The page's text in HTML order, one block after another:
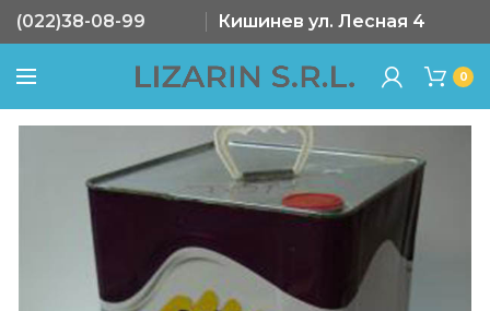
(022)38-08-99 Кишинев ул. Лесная 4
0